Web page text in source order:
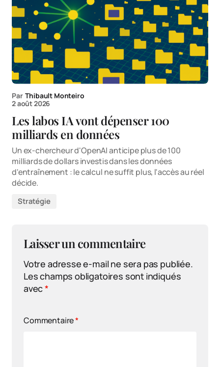
Par Thibault Monteiro
2 août 2026
Les labos IA vont dépenser 100
milliards en données
Un ex-chercheur d'OpenAI anticipe plus de 100
milliards de dollars investis dans les données
d'entraînement : le calcul ne suffit plus, l'accès au réel
décide.
Stratégie
Laisser un commentaire
Votre adresse e-mail ne sera pas publiée.
Les champs obligatoires sont indiqués
avec*
Commentaire*